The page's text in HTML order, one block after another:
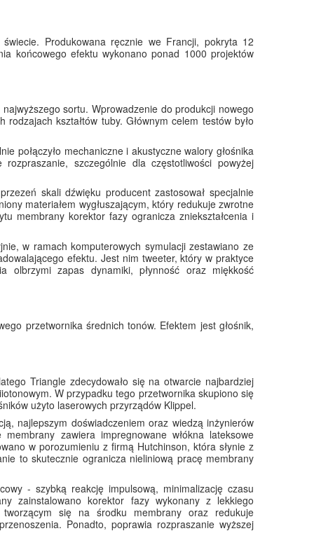
Produkowana ręcznie we Francji, pokryta 12
końcowego efektu wykonano ponad 1000 projektów
sortu. Wprowadzenie do produkcji nowego
kształtów tuby. Głównym celem testów było
połączyło mechaniczne i akustyczne walory głośnika
szczególnie dla częstotliwości powyżej
skali dźwięku producent zastosował specjalnie
materiałem wygłuszającym, który redukuje zwrotne
membrany korektor fazy ogranicza zniekształcenia i
w ramach komputerowych symulacji zestawiano ze
efektu. Jest nim tweeter, który w praktyce
olbrzymi zapas dynamiki, płynność oraz miękkość
przetwornika średnich tonów. Efektem jest głośnik,
Triangle zdecydowało się na otwarcie najbardziej
W przypadku tego przetwornika skupiono się
użyto laserowych przyrządów Klippel.
najlepszym doświadczeniem oraz wiedzą inżynierów
zawiera impregnowane włókna lateksowe
w porozumieniu z firmą Hutchinson, która słynie z
to skutecznie ogranicza nieliniową pracę membrany
- szybką reakcję impulsową, minimalizację czasu
zainstalowano korektor fazy wykonany z lekkiego
się na środku membrany oraz redukuje
Ponadto, poprawia rozpraszanie wyższej